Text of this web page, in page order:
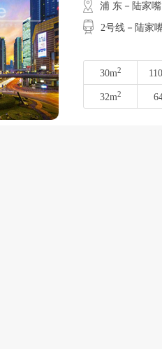
浦 东－陆家嘴
2号线－陆家
30m2
32m2